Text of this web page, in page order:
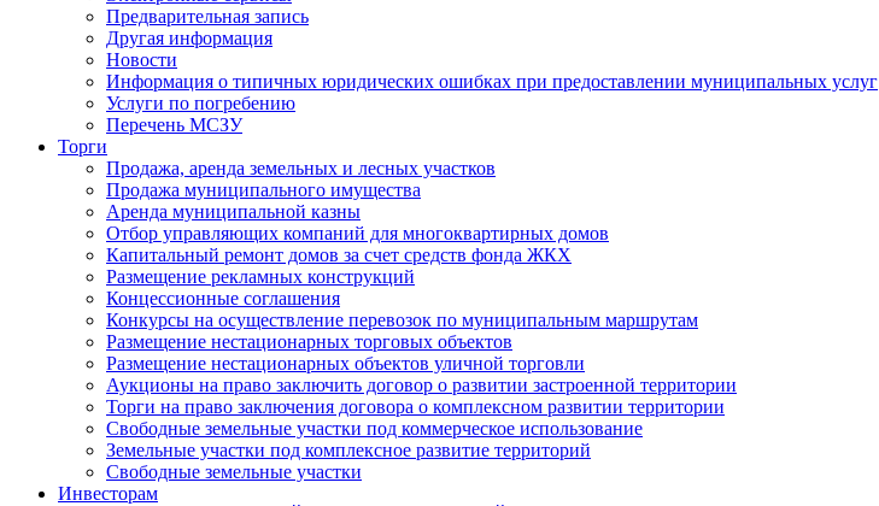
Предварительная запись
Другая информация
Новости
Информация о типичных юридических ошибках при предоставлении муниципальных услуг
Услуги по погребению
Перечень МСЗУ
Торги
Продажа, аренда земельных и лесных участков
Продажа муниципального имущества
Аренда муниципальной казны
Отбор управляющих компаний для многоквартирных домов
Капитальный ремонт домов за счет средств фонда ЖКХ
Размещение рекламных конструкций
Концессионные соглашения
Конкурсы на осуществление перевозок по муниципальным маршрутам
Размещение нестационарных торговых объектов
Размещение нестационарных объектов уличной торговли
Аукционы на право заключить договор о развитии застроенной территории
Торги на право заключения договора о комплексном развитии территории
Свободные земельные участки под коммерческое использование
Земельные участки под комплексное развитие территорий
Свободные земельные участки
Инвесторам